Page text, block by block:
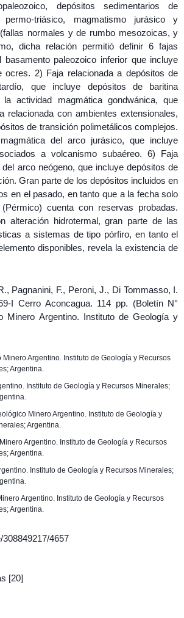
depósitos sedimentarios de
triásico, magmatismo jurásico y
normales y de rumbo mesozoicas, y
dicha relación permitió definir 6 fajas
paleozoico inferior que incluye
2) Faja relacionada a depósitos de
que incluye depósitos de baritina
actividad magmática gondwánica, que
relacionada con ambientes extensionales,
de transición polimetálicos complejos.
del arco jurásico, que incluye
a volcanismo subaéreo. 6) Faja
arco neógeno, que incluye depósitos de
Gran parte de los depósitos incluidos en
en el pasado, en tanto que a la fecha solo
cuenta con reservas probadas.
alteración hidrotermal, gran parte de las
a sistemas de tipo pórfiro, en tanto el
disponibles, revela la existencia de
Pagnanini, F., Peroni, J., Di Tommasso, I.
I Cerro Aconcagua. 114 pp. (Boletín N°
Minero Argentino. Instituto de Geología y
Argentino. Instituto de Geología y Recursos
Argentina.
Instituto de Geología y Recursos Minerales;
Minero Argentino. Instituto de Geología y
Argentina.
Argentino. Instituto de Geología y Recursos
Argentina.
Instituto de Geología y Recursos Minerales;
Argentino. Instituto de Geología y Recursos
Argentina.
4657
[20]